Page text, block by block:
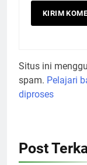
Situs ini
spam. Pelajari
diproses
Post